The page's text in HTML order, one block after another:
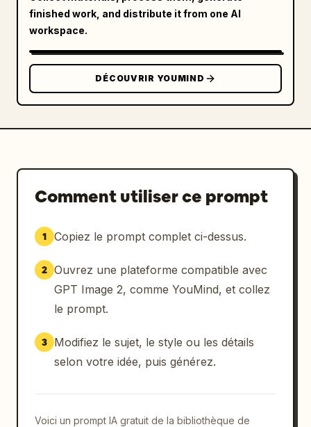
        "piece_count": 1
      },
        "id": "5",
la jupe",
de la jupe (doublure)"]
      {
        "id": "6",
        "title": "6. Poignets",
        "description": "Pièces du patron des
        "piece_count": 3
      },
      {
        "id": "7",
        "description": "Illustration de
chaussettes blanches à volants",
finished work, and distribute it from one AI
workspace.
DÉCOUVRIR YOUMIND
Comment utiliser ce prompt
1 Copiez le prompt complet ci-dessus.
2 Ouvrez une plateforme compatible avec
GPT Image 2, comme YouMind, et collez
le prompt.
3
Modifiez le sujet, le style ou les détails
selon votre idée, puis générez.
Voici un prompt IA gratuit de la bibliothèque de